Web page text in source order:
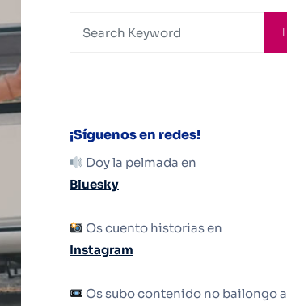
¡Síguenos en redes!
Doy la pelmada en
Bluesky
Os cuento historias en
Instagram
Os subo contenido no bailongo a